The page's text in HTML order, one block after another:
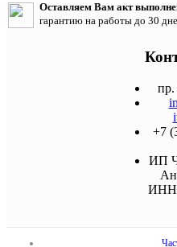
Оставляем Вам акт
гарантию на работы до 30
пр.
+7
ИП